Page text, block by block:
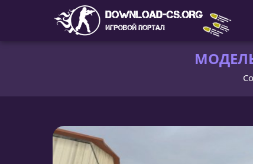
МОДЕЛЬ